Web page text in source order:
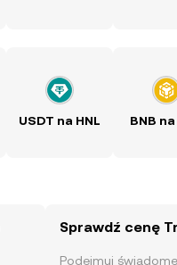
USDT na HNL BNB na
Sprawdź cenę
Podejmuj